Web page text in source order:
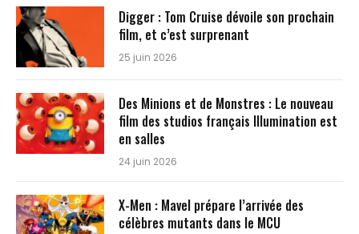
Digger : Tom Cruise dévoile son prochain
film, et c’est surprenant
25 juin 2026
Des Minions et de Monstres : Le nouveau
film des studios français Illumination est
en salles
24 juin 2026
X-Men : Mavel prépare l’arrivée des
célèbres mutants dans le MCU